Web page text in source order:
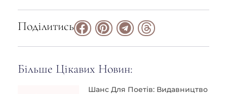
Поділитись
Більше Цікавих Новин:
Шанс Для Поетів: Видавництво